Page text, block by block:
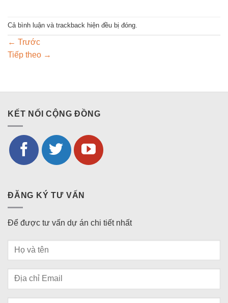
Cả bình luận và trackback hiện đều bị đóng.
← Trước
Tiếp theo →
KẾT NỐI CỘNG ĐỒNG
ĐĂNG KÝ TƯ VẤN
Để được tư vấn dự án chi tiết nhất